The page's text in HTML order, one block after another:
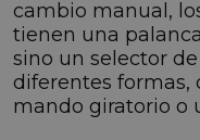
cambio manual,
tienen una
sino un selector
diferentes formas,
mando giratorio o